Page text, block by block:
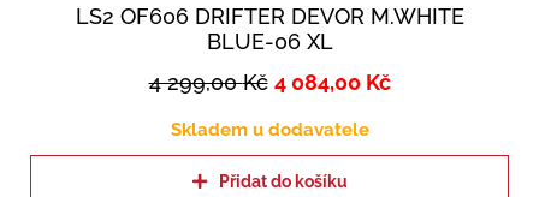
LS2 OF606 DRIFTER DEVOR M.WHITE
BLUE-06 XL
4 299,00Kč 4 084,00 Kč
Skladem u dodavatele
Přidat do košíku